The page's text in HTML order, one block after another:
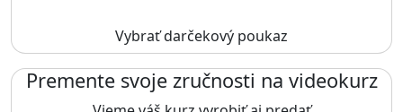
Vybrať darčekový poukaz
Premente svoje zručnosti na videokurz